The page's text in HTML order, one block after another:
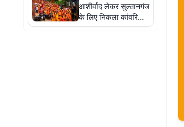
आशीर्वाद लेकर सुल्तानगंज
के लिए निकला कांवरियों
का जत्था